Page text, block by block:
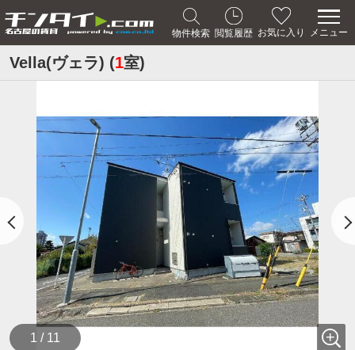
物件検索 閲覧履歴 お気に入り メニュー
Vella(ヴェラ) (1室)
1 / 11